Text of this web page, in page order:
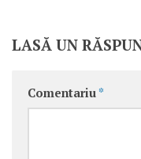
LASĂ UN
Comentariu *